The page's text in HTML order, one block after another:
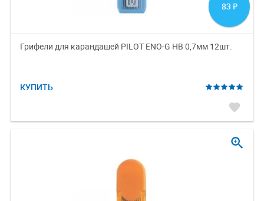
83 ₽
Грифели для карандашей PILOT ENO-G HB 0,7мм 12шт.
КУПИТЬ
favorite
zoom_in